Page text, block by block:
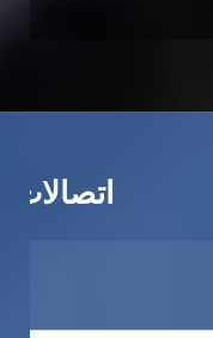
اتصالات